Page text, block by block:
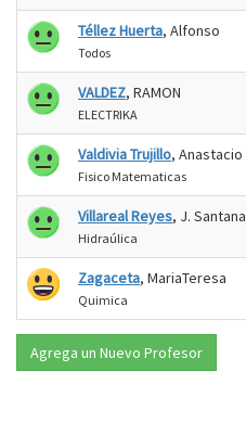
Téllez Huerta, Alfonso
Todos
VALDEZ, RAMON
ELECTRIKA
Valdivia Trujillo, Anastacio
Fisico Matematicas
Villareal Reyes, J. Santana
Hidraúlica
Zagaceta, MariaTeresa
Quimica
Agrega un Nuevo Profesor